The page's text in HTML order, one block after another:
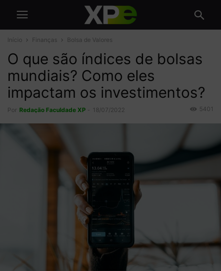
Início Finanças Bolsa de Valores
O que são índices de bolsas
mundiais? Como eles
impactam os investimentos?
Por Redação Faculdade XP 18/07/2022 5401